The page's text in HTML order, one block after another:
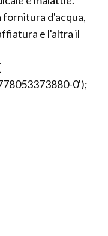
d'acqua,
e l'altra il
0');